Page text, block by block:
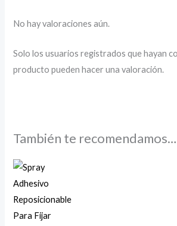
No hay valoraciones aún.
Solo los usuarios registrados que hayan
producto pueden hacer una valoración.
También te recomendamos…